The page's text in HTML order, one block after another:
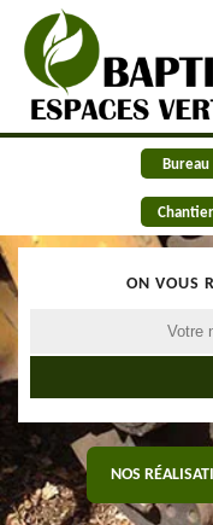
Bureau
Chantier
ON VOUS
NOS